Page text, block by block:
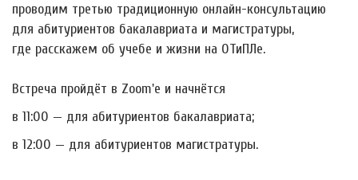
проводим третью традиционную онлайн-консультацию
для абитуриентов бакалавриата и магистратуры,
где расскажем об учебе и жизни на ОТиПЛе.
Встреча пройдёт в Zoom'е и начнётся
в 11:00 — для абитуриентов бакалавриата;
в 12:00 — для абитуриентов магистратуры.